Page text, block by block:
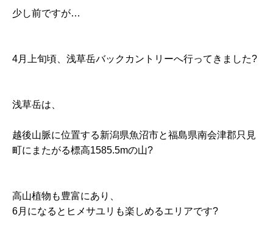
少し前ですが…
4月上旬頃、浅草岳バックカントリーへ行ってきました?
浅草岳は、
越後山脈に位置する新潟県魚沼市と福島県南会津郡只見
町にまたがる標高1585.5mの山?️
高山植物も豊富にあり、
6月になるとヒメサユリも楽しめるエリアです?